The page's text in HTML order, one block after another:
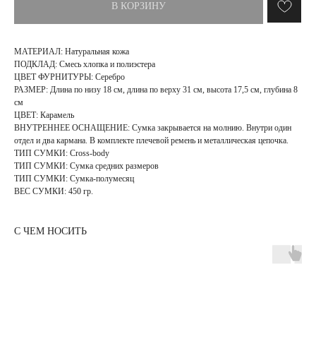
В КОРЗИНУ
МАТЕРИАЛ: Натуральная кожа
ПОДКЛАД: Смесь хлопка и полиэстера
ЦВЕТ ФУРНИТУРЫ: Серебро
РАЗМЕР: Длина по низу 18 см, длина по верху 31 см, высота 17,5 см, глубина 8
см
ЦВЕТ: Карамель
ВНУТРЕННЕЕ ОСНАЩЕНИЕ: Сумка закрывается на молнию. Внутри один
отдел и два кармана. В комплекте плечевой ремень и металлическая цепочка.
ТИП СУМКИ: Cross-body
ТИП СУМКИ: Сумка средних размеров
ТИП СУМКИ: Сумка-полумесяц
ВЕС СУМКИ: 450 гр.
С ЧЕМ НОСИТЬ